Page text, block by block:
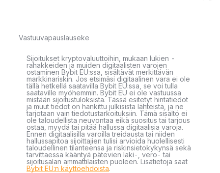
Vastuuvapauslauseke
Sijoitukset kryptovaluuttoihin, mukaan lukien -
rahakkeiden ja muiden digitaalisten varojen
ostaminen Bybit EU:ssa, sisältävät merkittävän
markkinariskin. Jos etsimäsi digitaalinen vara ei ole
tällä hetkellä saatavilla Bybit EU:ssa, se voi tulla
saataville myöhemmin. Bybit EU ei ole vastuussa
mistään sijoitustuloksista. Tässä esitetyt hintatiedot
ja muut tiedot on hankittu julkisista lähteistä, ja ne
tarjotaan vain tiedotustarkoituksiin. Tämä sisältö ei
ole taloudellista neuvontaa eikä suositus tai tarjous
ostaa, myydä tai pitää hallussa digitaalisia varoja.
Ennen digitaalisilla varoilla treidausta tai niiden
hallussapitoa sijoittajien tulisi arvioida huolellisesti
taloudellinen tilanteensa ja riskinsietokykynsä sekä
tarvittaessa kääntyä pätevien laki-, vero- tai
sijoitusalan ammattilaisten puoleen. Lisätietoja saat
Bybit EU:n käyttöehdoista.